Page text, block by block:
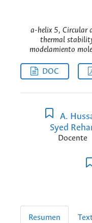
a-helix 5, Circular
thermal
modelamiento
DOC
A.
Syed
Docente
Resumen